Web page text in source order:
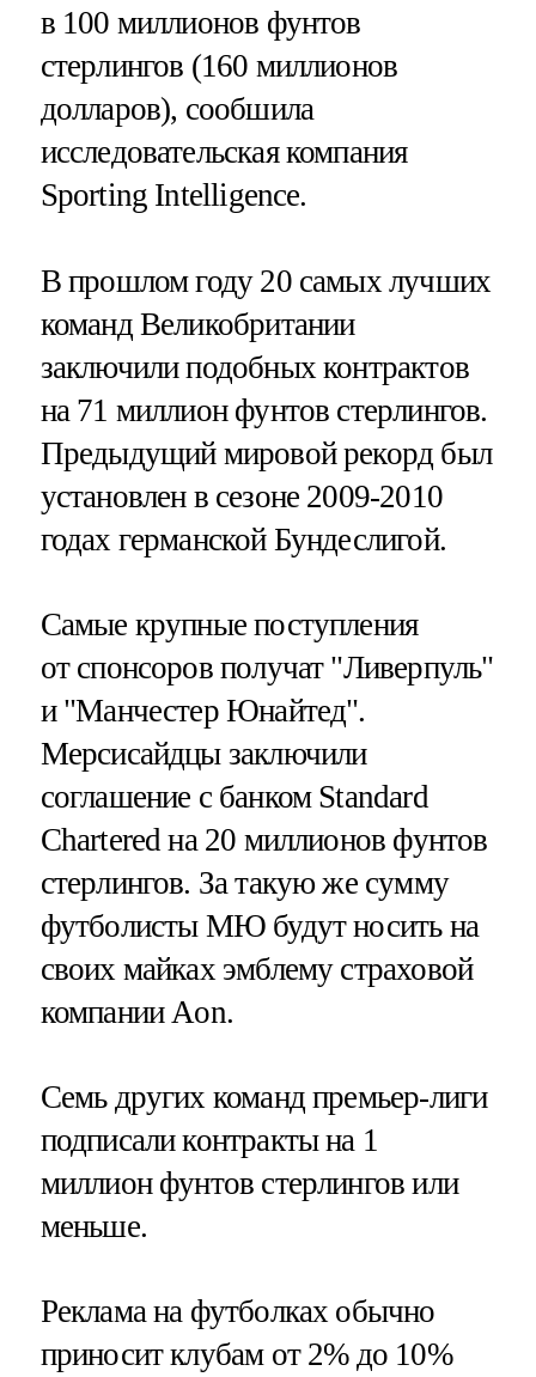
в 100 миллионов фунтов
стерлингов (160 миллионов
долларов), сообшила
исследовательская компания
Sporting Intelligence.
В прошлом году 20 самых лучших
команд Великобритании
заключили подобных контрактов
на 71 миллион фунтов стерлингов.
Предыдущий мировой рекорд был
установлен в сезоне 2009-2010
годах германской Бундеслигой.
Самые крупные поступления
от спонсоров получат "Ливерпуль"
и "Манчестер Юнайтед".
Мерсисайдцы заключили
соглашение с банком Standard
Chartered на 20 миллионов фунтов
стерлингов. За такую же сумму
футболисты МЮ будут носить на
своих майках эмблему страховой
компании Aon.
Семь других команд премьер-лиги
подписали контракты на 1
миллион фунтов стерлингов или
меньше.
Реклама на футболках обычно
приносит клубам от 2% до 10%